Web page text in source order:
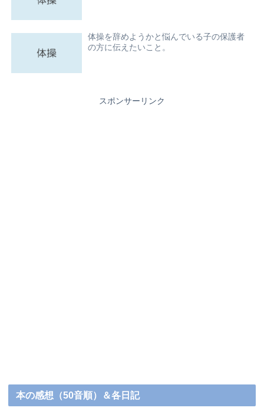
体操を辞めようかと悩んでいる子の保護者
の方に伝えたいこと。
スポンサーリンク
本の感想（50音順）＆各日記